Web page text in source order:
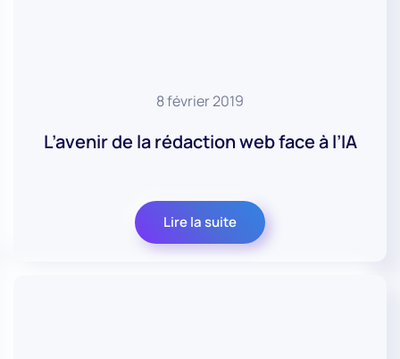
8 février 2019
L’avenir de la rédaction web face à l’IA
Lire la suite